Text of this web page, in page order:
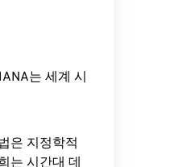
는 세계 시
은 지정학적
는 시간대 데